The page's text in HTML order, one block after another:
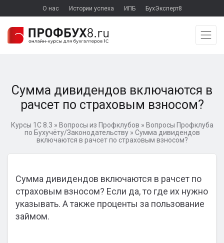
О нас Истории успеха ИПБ БухЭксперт8
Сумма дивидендов включаются в
рачсет по страховым взносом?
Курсы 1С 8.3 » Вопросы из Профклубов » Вопросы Профклуба
по Бухучёту/Законодательству» Сумма дивидендов
включаются в рачсет по страховым взносом?
Сумма дивидендов включаются в рачсет по
страховым взносом? Если да, то где их нужно
указывать. А также проценты за пользование
займом.